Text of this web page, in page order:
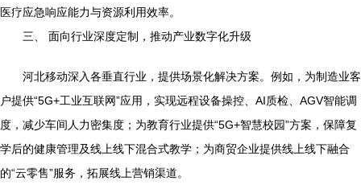
医疗应急响应能力与资源利用效率。
三、 面向行业深度定制，推动产业数字化升级
河北移动深入各垂直行业，提供场景化解决方案。例如，为制造业客
户提供“5G+工业互联网”应用，实现远程设备操控、AI质检、AGV智能调
度，减少车间人力密集度；为教育行业提供“5G+智慧校园”方案，保障复
学后的健康管理及线上线下混合式教学；为商贸企业提供线上线下融合
的“云零售”服务，拓展线上营销渠道。